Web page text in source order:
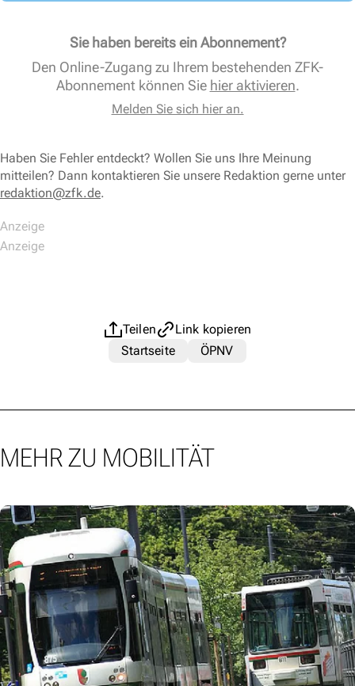
Sie haben bereits ein Abonnement?
Den Online-Zugang zu Ihrem bestehenden ZFK-
Abonnement können Sie hier aktivieren.
Melden Sie sich hier an.
Haben Sie Fehler entdeckt? Wollen Sie uns Ihre Meinung
mitteilen? Dann kontaktieren Sie unsere Redaktion gerne unter
redaktion@zfk.de.
Teilen
Link kopieren
Startseite
ÖPNV
MEHR ZU MOBILITÄT